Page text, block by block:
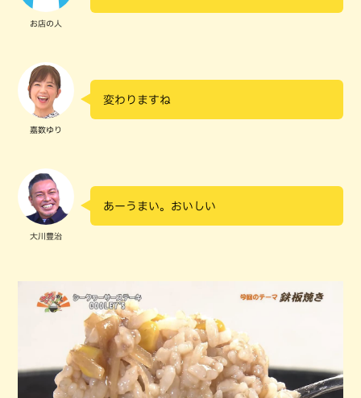
お店の人
嘉数ゆり
変わりますね
大川豊治
あーうまい。おいしい